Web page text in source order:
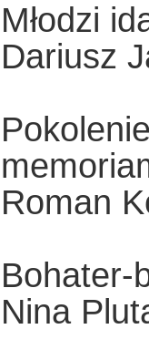
Młodzi
Dariusz
Roman
Bohater-
Nina